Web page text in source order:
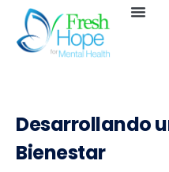
Desarrollando
Bienestar